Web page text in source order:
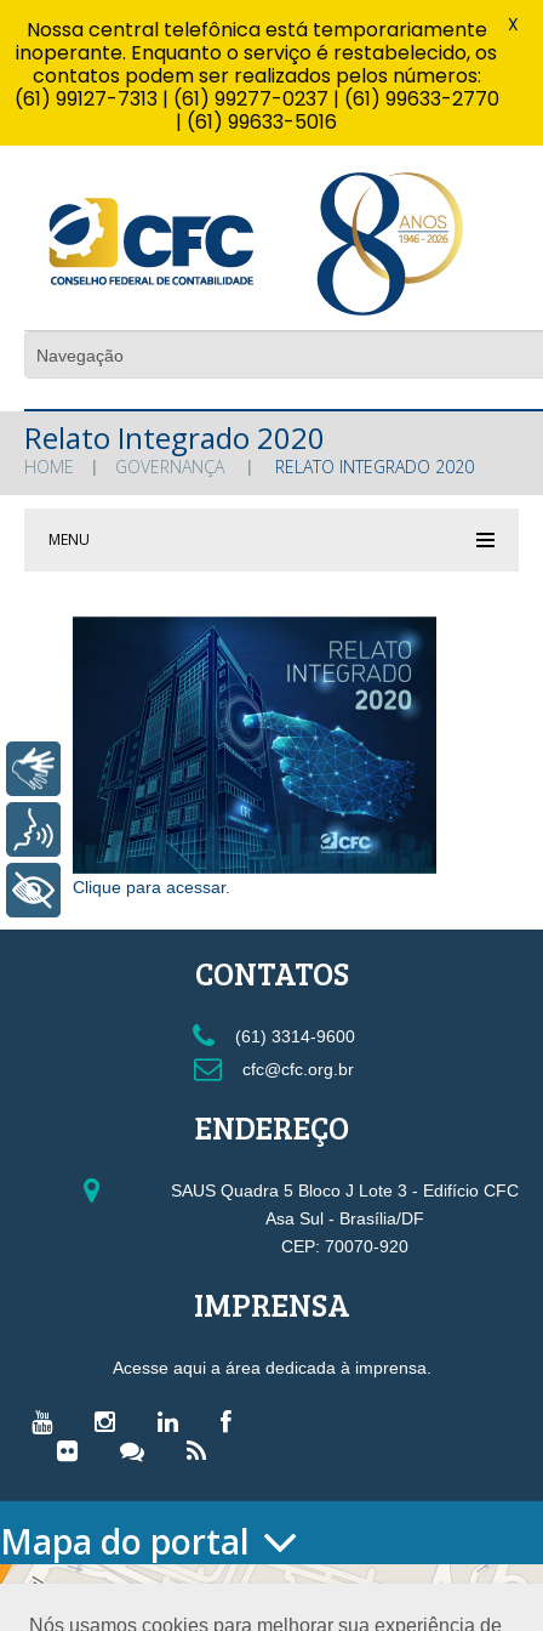
Relato Integrado 2020
HOME GOVERNANÇA RELATO INTEGRADO 2020
MENU
Clique para acessar.
Nós usamos cookies para melhorar sua experiência de
CONTATOS
(61) 3314-9600
cfc@cfc.org.br
ENDEREÇO
SAUS Quadra 5 Bloco J Lote 3 - Edifício CFC
Asa Sul - Brasília/DF
CEP: 70070-920
IMPRENSA
Acesse aqui a área dedicada à imprensa.
Mapa do portal
HOME
Nossa central telefônica está temporariamente
inoperante. Enquanto o serviço é restabelecido, os
contatos podem ser realizados pelos números:
(61) 99127-7313 | (61) 99277-0237 | (61) 99633-2770
| (61) 99633-5016
X
Libras
Voz
+ Acessibilidade